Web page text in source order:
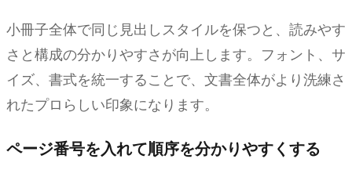
小冊子全体で同じ見出しスタイルを保つと、読みやす
さと構成の分かりやすさが向上します。フォント、サ
イズ、書式を統一することで、文書全体がより洗練さ
れたプロらしい印象になります。
ページ番号を入れて順序を分かりやすくする